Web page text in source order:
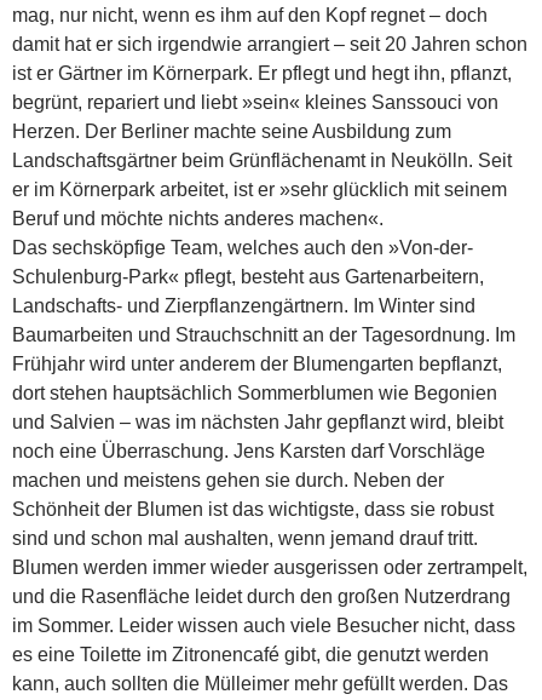
mag, nur nicht, wenn es ihm auf den Kopf regnet – doch
damit hat er sich irgendwie arrangiert – seit 20 Jahren schon
ist er Gärtner im Körnerpark. Er pflegt und hegt ihn, pflanzt,
begrünt, repariert und liebt »sein« kleines Sanssouci von
Herzen. Der Berliner machte seine Ausbildung zum
Landschaftsgärtner beim Grünflächenamt in Neukölln. Seit
er im Körnerpark arbeitet, ist er »sehr glücklich mit seinem
Beruf und möchte nichts anderes machen«.
Das sechsköpfige Team, welches auch den »Von-der-
Schulenburg-Park« pflegt, besteht aus Gartenarbeitern,
Landschafts- und Zierpflanzengärtnern. Im Winter sind
Baumarbeiten und Strauchschnitt an der Tagesordnung. Im
Frühjahr wird unter anderem der Blumengarten bepflanzt,
dort stehen hauptsächlich Sommerblumen wie Begonien
und Salvien – was im nächsten Jahr gepflanzt wird, bleibt
noch eine Überraschung. Jens Karsten darf Vorschläge
machen und meistens gehen sie durch. Neben der
Schönheit der Blumen ist das wichtigste, dass sie robust
sind und schon mal aushalten, wenn jemand drauf tritt.
Blumen werden immer wieder ausgerissen oder zertrampelt,
und die Rasenfläche leidet durch den großen Nutzerdrang
im Sommer. Leider wissen auch viele Besucher nicht, dass
es eine Toilette im Zitronencafé gibt, die genutzt werden
kann, auch sollten die Mülleimer mehr gefüllt werden. Das